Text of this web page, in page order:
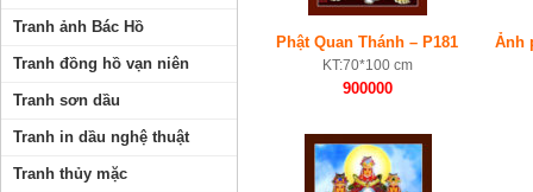
Phật Quan Thánh – P181
KT:70*100 cm
900000
Ảnh
Tranh ảnh Bác Hồ
Tranh đồng hồ vạn niên
Tranh sơn dầu
Tranh in dầu nghệ thuật
Tranh thủy mặc